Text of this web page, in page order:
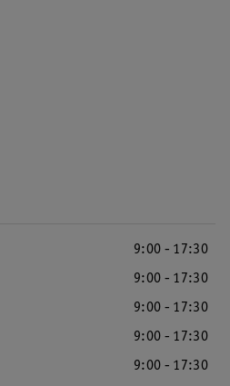
9:00 - 17:30
9:00 - 17:30
9:00 - 17:30
9:00 - 17:30
9:00 - 17:30